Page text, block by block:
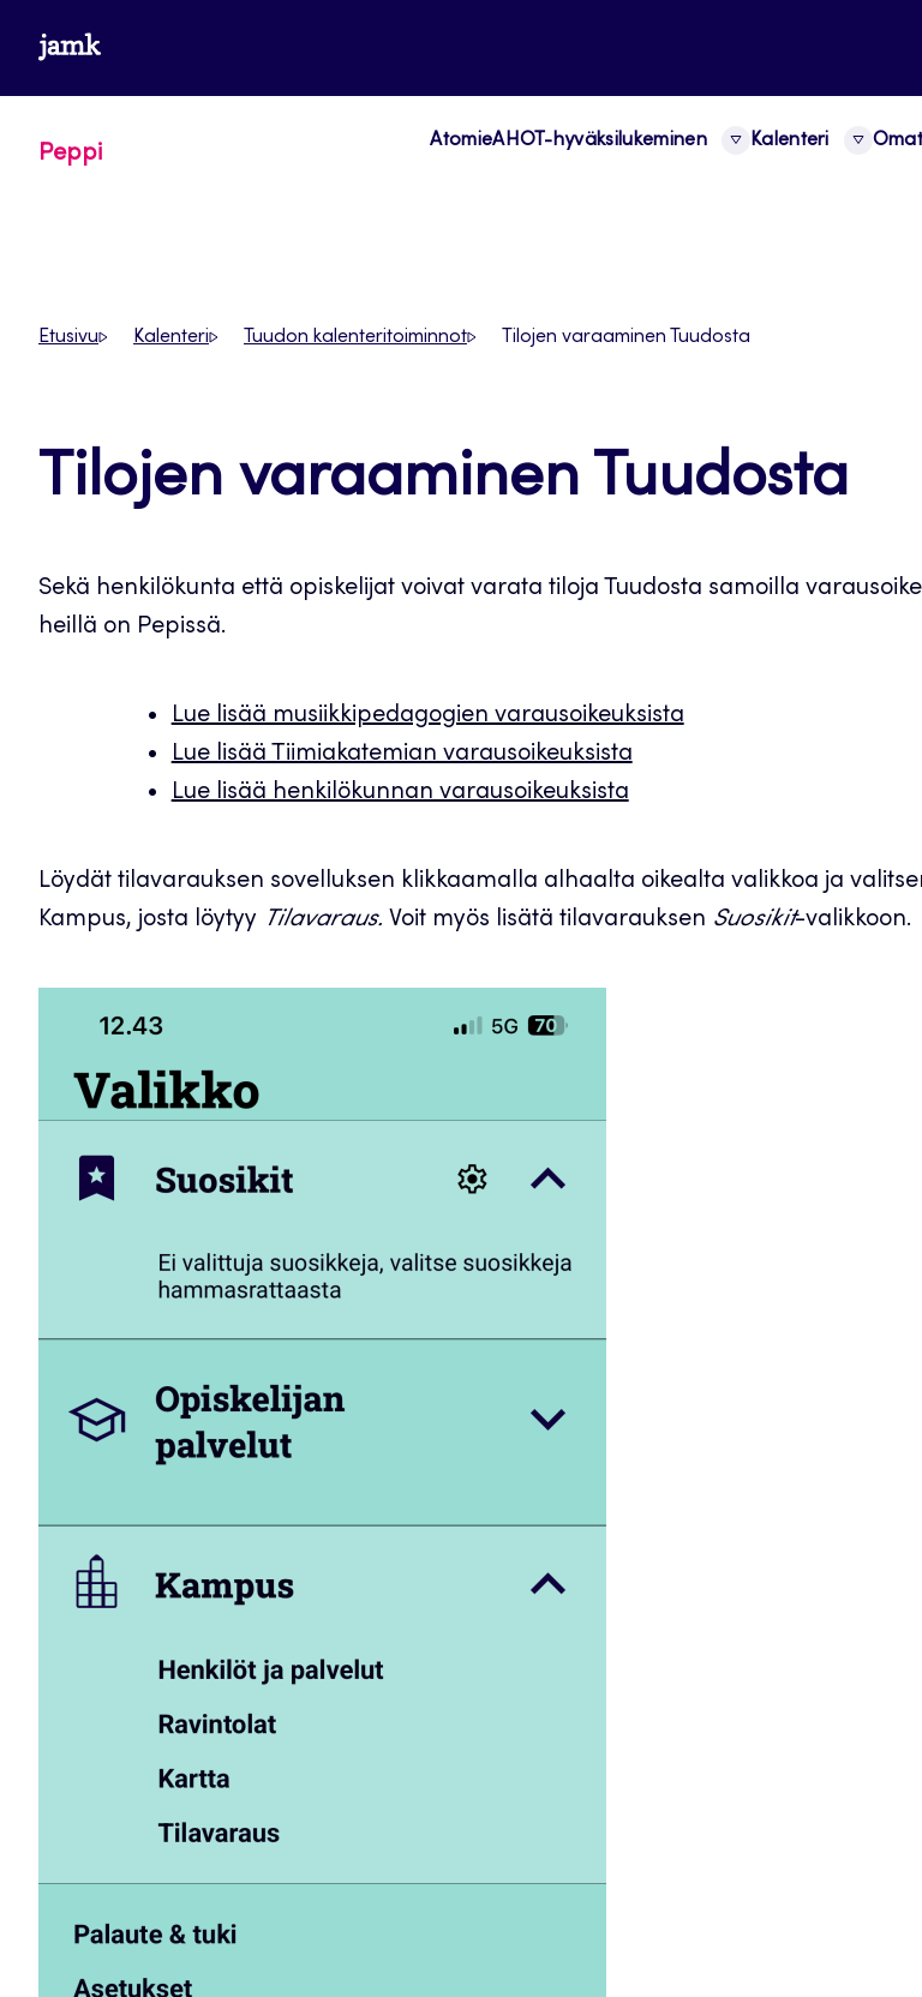
suoraan
sisältöön
www.jamk.fi
Peppi
AtomieAHOT-hyväksilukeminen Kalenteri
Etusivu Kalenteri Tuudon kalenteritoiminnot Tilojen varaaminen Tuudosta
Tilojen varaaminen Tuudosta
Sekä henkilökunta että opiskelijat voivat varata tiloja Tuudosta samoilla
heillä on Pepissä.
Lue lisää musiikkipedagogien varausoikeuksista
Lue lisää Tiimiakatemian varausoikeuksista
Lue lisää henkilökunnan varausoikeuksista
Löydät tilavarauksen sovelluksen klikkaamalla alhaalta oikealta valikkoa ja
Kampus, josta löytyy Tilavaraus. Voit myös lisätä tilavarauksen Suosikit-valikkoon.